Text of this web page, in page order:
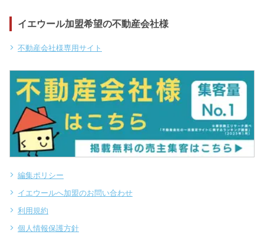
イエウール加盟希望の不動産会社様
不動産会社様専用サイト
編集ポリシー
イエウールへ加盟のお問い合わせ
利用規約
個人情報保護方針